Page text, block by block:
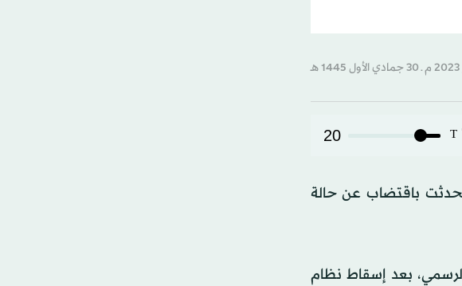
T
20
باقتضاب عن حالة
بعد إسقاط نظام